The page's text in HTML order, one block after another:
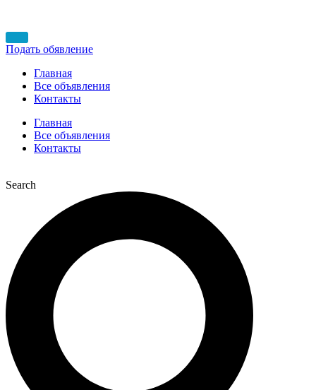
Подать обявление
Главная
Все объявления
Контакты
Главная
Все объявления
Контакты
Search